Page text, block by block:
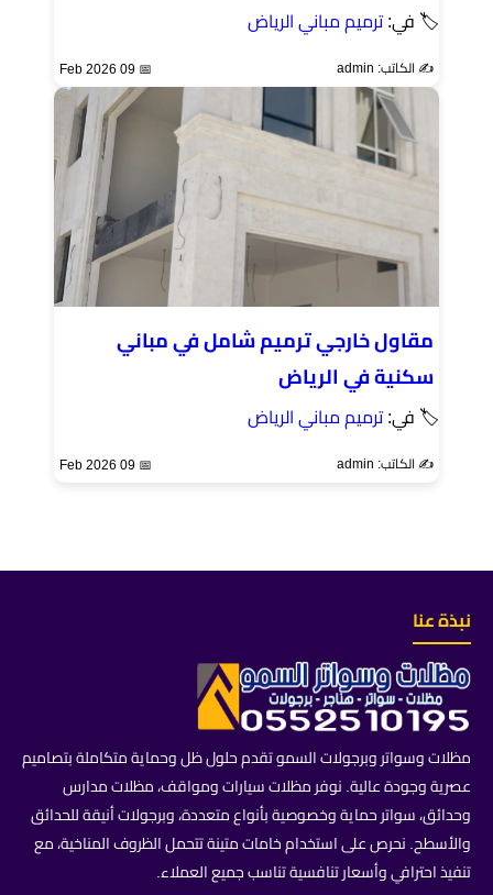
🏷 في:ترميم مباني الرياض
✍️ الكاتب: admin 📅 09 Feb 2026
مقاول خارجي ترميم شامل في مباني
سكنية في الرياض
🏷 في:ترميم مباني الرياض
✍️ الكاتب: admin 📅 09 Feb 2026
نبذة عنا
مظلات وسواتر وبرجولات السمو تقدم حلول ظل وحماية متكاملة بتصاميم
عصرية وجودة عالية. نوفر مظلات سيارات ومواقف، مظلات مدارس
وحدائق، سواتر حماية وخصوصية بأنواع متعددة، وبرجولات أنيقة للحدائق
والأسطح. نحرص على استخدام خامات متينة تتحمل الظروف المناخية، مع
تنفيذ احترافي وأسعار تنافسية تناسب جميع العملاء.